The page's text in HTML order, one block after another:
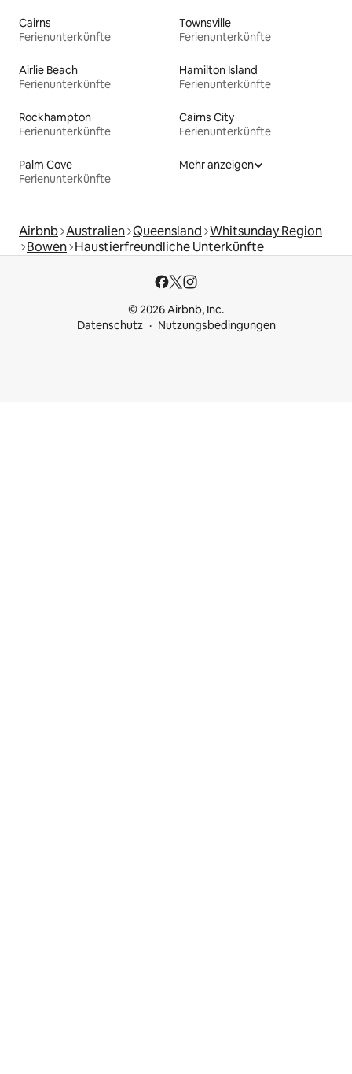
Cairns
Ferienunterkünfte
Townsville
Ferienunterkünfte
Airlie Beach
Ferienunterkünfte
Hamilton Island
Ferienunterkünfte
Rockhampton
Ferienunterkünfte
Cairns City
Ferienunterkünfte
Palm Cove
Ferienunterkünfte
Mehr anzeigen
Airbnb Australien Queensland Whitsunday Region
Bowen Haustierfreundliche Unterkünfte
© 2026 Airbnb, Inc.
Datenschutz
Nutzungsbedingungen